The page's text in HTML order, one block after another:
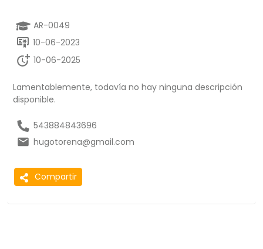
AR-0049
10-06-2023
10-06-2025
Lamentablemente, todavía no hay ninguna descripción
disponible.
543884843696
hugotorena@gmail.com
Compartir